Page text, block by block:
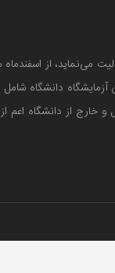
دانشگاه
و خارج از دانشگاه اعم